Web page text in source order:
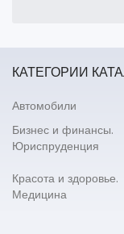
КАТЕГОРИИ
Автомобили
Бизнес и финансы.
Юриспруденция
Красота и здоровье.
Медицина